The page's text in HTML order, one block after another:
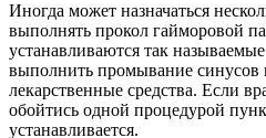
Иногда может назначаться
выполнять прокол гайморовой
устанавливаются так
выполнить промывание синусов
лекарственные средства. Если
обойтись одной процедурой
устанавливается.